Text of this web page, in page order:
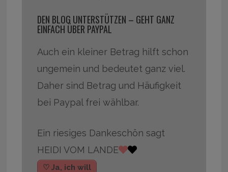
DEN BLOG UNTERSTÜTZEN – GEHT GANZ
EINFACH ÜBER PAYPAL
Auch ein kleiner Betrag hilft schon
ungemein und bedeutet ganz viel.
Daher sind Betrag und Häufigkeit
bei Paypal frei wählbar.
Ein riesiges Dankeschön sagt
HEIDI VOM LANDE
♡ Ja, ich will